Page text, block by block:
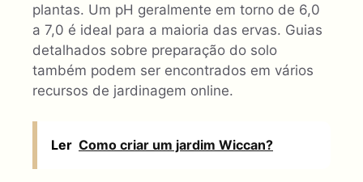
plantas. Um pH geralmente em torno de 6,0
a 7,0 é ideal para a maioria das ervas. Guias
detalhados sobre preparação do solo
também podem ser encontrados em vários
recursos de jardinagem online.
Ler Como criar um jardim Wiccan?